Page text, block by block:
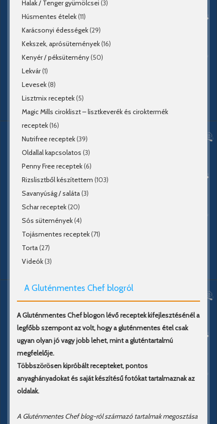
Halak / Tenger gyümölcsei (3)
Húsmentes ételek(11)
Karácsonyi édességek(29)
Kekszek, aprósütemények(16)
Kenyér / péksütemény(50)
Lekvár(1)
Levesek(8)
Lisztmix receptek(5)
Magic Mills cirokliszt – lisztkeverék és ciroktermék
receptek(16)
Nutrifree receptek(39)
Oldallal kapcsolatos (3)
Penny Free receptek(6)
Rizslisztből készítettem (103)
Savanyúság / saláta(3)
Schar receptek(20)
Sós sütemények(4)
Tojásmentes receptek(71)
Torta(27)
Videók(3)
A Gluténmentes Chef blogról
A Gluténmentes Chef blogon lévő receptek kifejlesztésénél a
legfőbb szempont az volt, hogy a gluténmentes étel csak
ugyan olyan jó vagy jobb lehet, mint a gluténtartalmú
megfelelője.
Többszörösen kipróbált recepteket, pontos
anyaghányadokat és saját készítésű fotókat tartalmaznak az
oldalak.
A Gluténmentes Chef blog-ról származó tartalmak megosztása